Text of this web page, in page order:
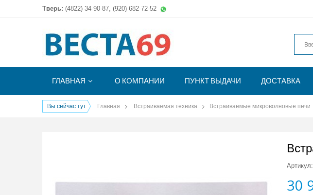
Тверь: (4822) 34-90-87, (920) 682-72-52
ГЛАВНАЯ О КОМПАНИИ ПУНКТ ВЫДАЧИ ДОСТАВКА
Вы сейчас тут Главная Встраиваемая техника Встраиваемые микроволновые печи
Артикул:
30